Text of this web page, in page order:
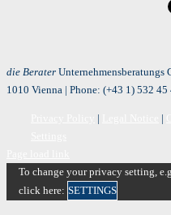
die Berater Unternehmensberatungs
1010 Vienna | Phone: (+43 1) 532 45
| |
To change your privacy setting,
click here: SETTINGS